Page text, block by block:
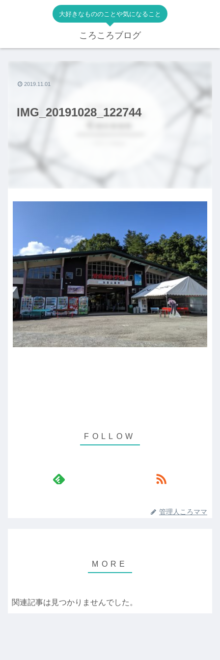
大好きなもののことや気になること
ころころブログ
IMG_20191028_122744
2019.11.01
管理人ころママ
関連記事は見つかりませんでした。